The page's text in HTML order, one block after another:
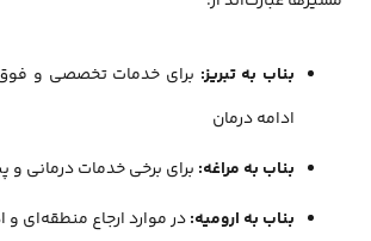
بناب به تبریز: برای خدمات تخصصی و
ادامه درمان
بناب به مراغه: برای برخی خدمات درمانی
بناب به ارومیه:در موارد ارجاع منطقه‌ای و